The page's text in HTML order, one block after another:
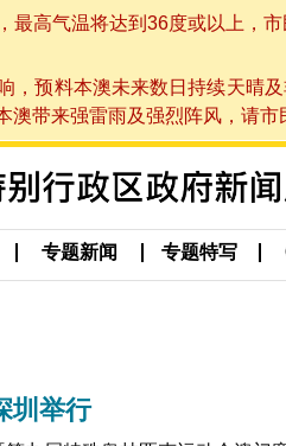
高气温将达到36度或以上，
，预料本澳未来数日持续天晴
带来强雷雨及强烈阵风，请
专题新闻 专题特写
圳举行